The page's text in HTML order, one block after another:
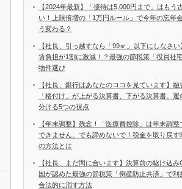
【2024年最新】「接待は5,000円まで」はもう
い！上限倍増の「1万円ルール」で今年の忘年
う変わる？
【社長、引っ越すなら「99㎡」以下にしなさい
賃負担が1割に激減！？最強の節税策「役員社
物件選び
【社長、銀行はあなたのココを見ています】融
「格付け」が上がる決算書、下がる決算書。運
分ける5つの視点
【年末調整】残念！「医療費控除」は年末調整
できません。でも諦めないで！税金を取り戻す
の方法とは
【社長、まだ間に合います】決算前の駆け込み
国が認めた最強の節税策「倒産防止共済」で利
合法的に消す方法